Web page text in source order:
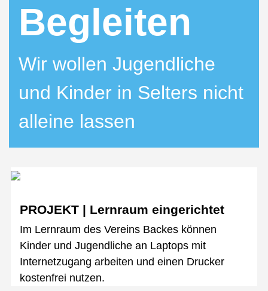
Begleiten
Wir wollen Jugendliche
und Kinder in Selters nicht
alleine lassen
PROJEKT | Lernraum eingerichtet
Im Lernraum des Vereins Backes können
Kinder und Jugendliche an Laptops mit
Internetzugang arbeiten und einen Drucker
kostenfrei nutzen.